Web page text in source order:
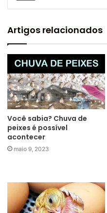
Artigos relacionados
Você sabia? Chuva de
peixes é possível
acontecer
maio 9, 2023